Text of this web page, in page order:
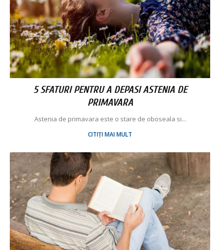
5 SFATURI PENTRU A DEPASI ASTENIA DE
PRIMAVARA
Astenia de primavara este o stare de oboseala si...
CITIȚI MAI MULT